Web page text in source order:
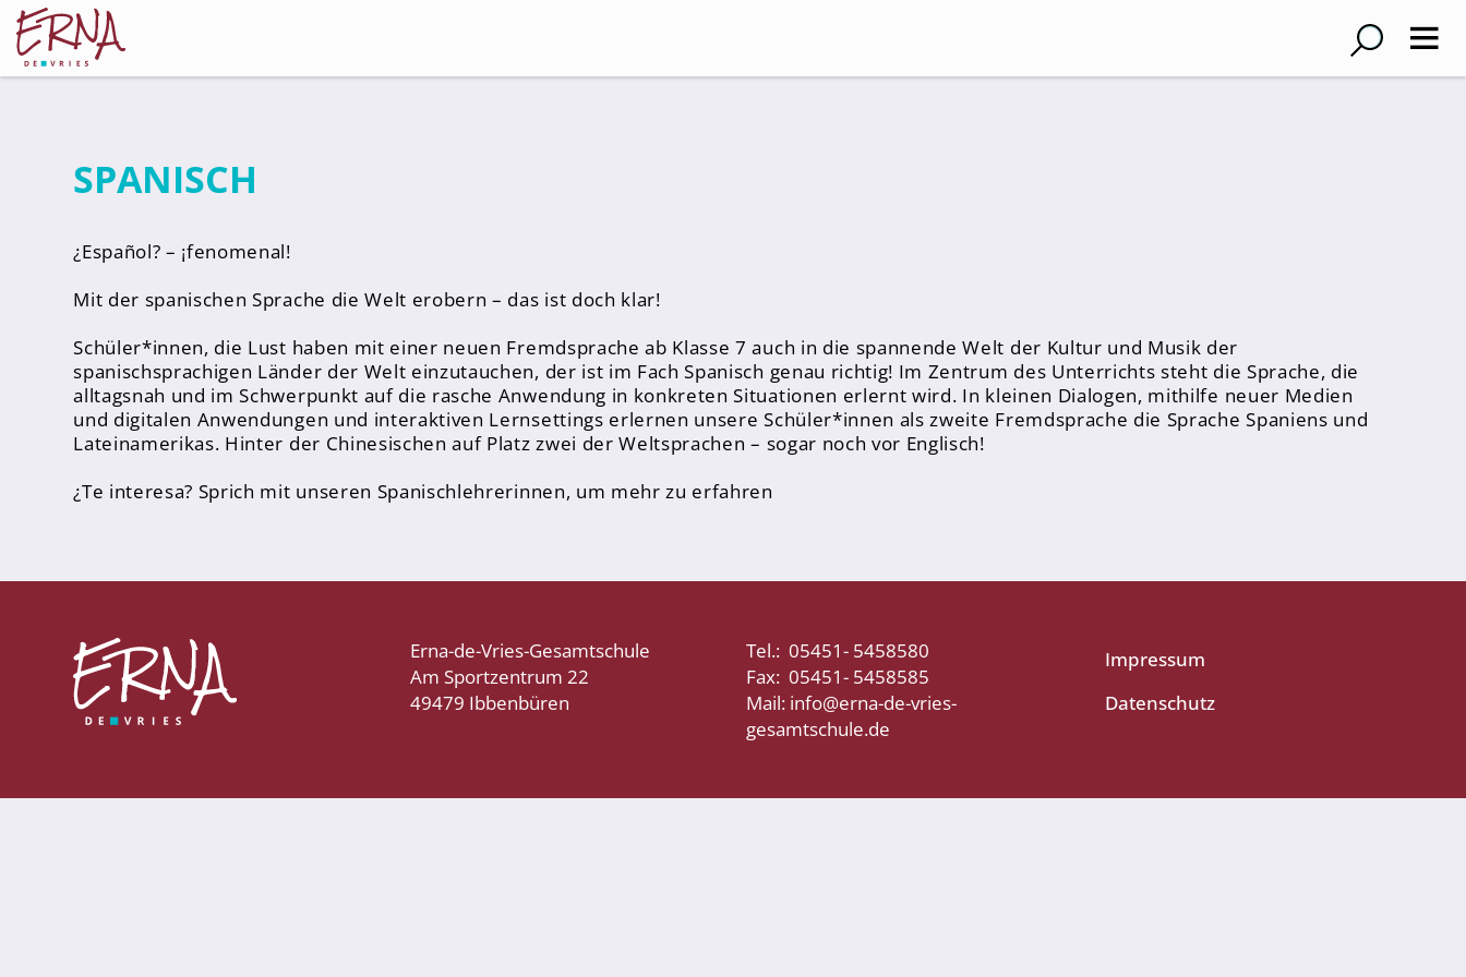
Schulleitung
Lehrer*innen
Schulsozialarbeiter
Referendar*innen
Teams
Schüler*innen
Sporthelfer*innen
Förderverein
Elternvertreter*innen
Mitarbeiter*innen
SPANISCH
¿Español? – ¡fenomenal!
Mit der spanischen Sprache die Welt erobern – das ist doch klar!
Schüler*innen, die Lust haben mit einer neuen Fremdsprache ab Klasse 7 auch in die spannende Welt der Kultur und Musik der
spanischsprachigen Länder der Welt einzutauchen, der ist im Fach Spanisch genau richtig! Im Zentrum des Unterrichts steht die Sprache, die
alltagsnah und im Schwerpunkt auf die rasche Anwendung in konkreten Situationen erlernt wird. In kleinen Dialogen, mithilfe neuer Medien
und digitalen Anwendungen und interaktiven Lernsettings erlernen unsere Schüler*innen als zweite Fremdsprache die Sprache Spaniens und
Lateinamerikas. Hinter der Chinesischen auf Platz zwei der Weltsprachen – sogar noch vor Englisch!
¿Te interesa? Sprich mit unseren Spanischlehrerinnen, um mehr zu erfahren
Erna-de-Vries-Gesamtschule
Am Sportzentrum 22
49479 Ibbenbüren
Tel.: 05451- 5458580
Fax: 05451- 5458585
Mail: info@erna-de-vries-
gesamtschule.de
Impressum
Datenschutz